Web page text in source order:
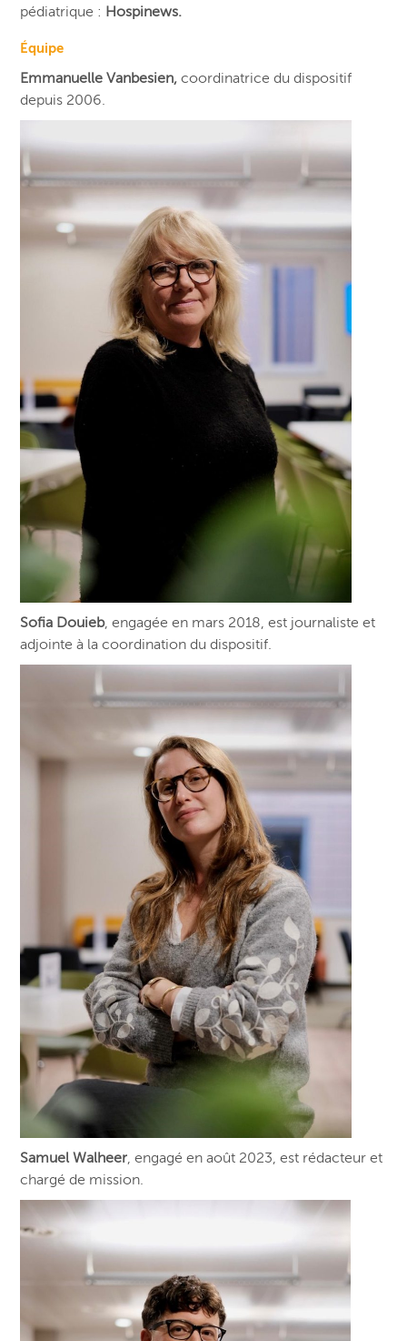
pédiatrique : Hospinews.
Équipe
Emmanuelle Vanbesien,coordinatrice du dispositif
depuis 2006.
Sofia Douieb, engagée en mars 2018, est journaliste et
adjointe à la coordination du dispositif.
Samuel Walheer, engagé en août 2023, est rédacteur et
chargé de mission.